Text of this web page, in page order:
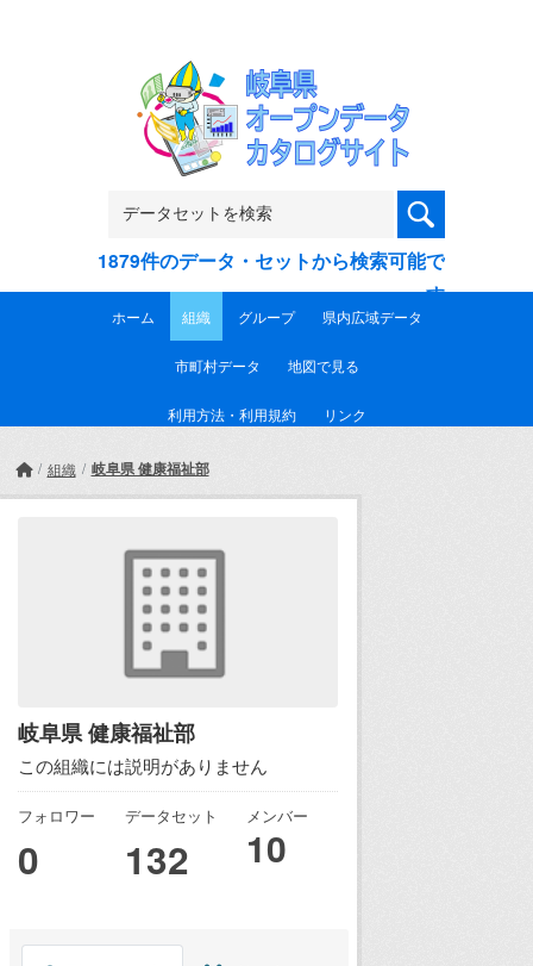
1879件のデータ・セットから検索可能で
す
ホーム 組織 グループ 県内広域データ
市町村データ 地図で見る
利用方法・利用規約 リンク
組織 岐阜県 健康福祉部
岐阜県 健康福祉部
この組織には説明がありません
フォロワー
0
データセット
132
メンバー
10